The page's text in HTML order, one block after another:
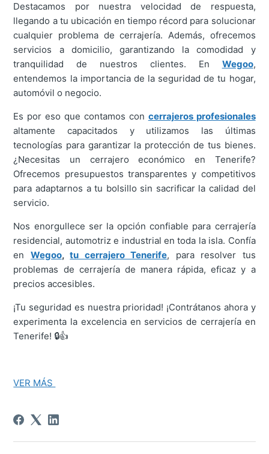
Destacamos por nuestra velocidad de respuesta,
llegando a tu ubicación en tiempo récord para solucionar
cualquier problema de cerrajería. Además, ofrecemos
servicios a domicilio, garantizando la comodidad y
tranquilidad de nuestros clientes. En Wegoo,
entendemos la importancia de la seguridad de tu hogar,
automóvil o negocio.
Es por eso que contamos con cerrajeros profesionales
altamente capacitados y utilizamos las últimas
tecnologías para garantizar la protección de tus bienes.
¿Necesitas un cerrajero económico en Tenerife?
Ofrecemos presupuestos transparentes y competitivos
para adaptarnos a tu bolsillo sin sacrificar la calidad del
servicio.
Nos enorgullece ser la opción confiable para cerrajería
residencial, automotriz e industrial en toda la isla. Confía
en Wegoo,tu cerrajero Tenerife, para resolver tus
problemas de cerrajería de manera rápida, eficaz y a
precios accesibles.
¡Tu seguridad es nuestra prioridad! ¡Contrátanos ahora y
experimenta la excelencia en servicios de cerrajería en
Tenerife! 🔒👍
VER MÁS